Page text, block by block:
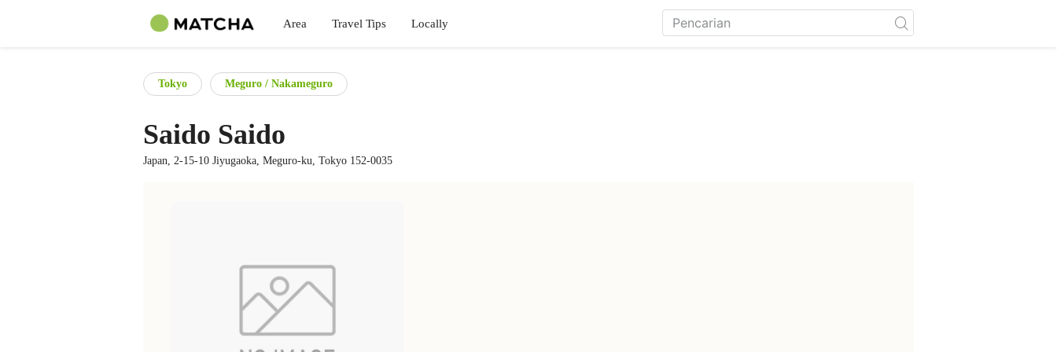
Area Travel Tips Locally
Tokyo Meguro / Nakameguro
Saido Saido
Japan, 2-15-10 Jiyugaoka, Meguro-ku, Tokyo 152-0035